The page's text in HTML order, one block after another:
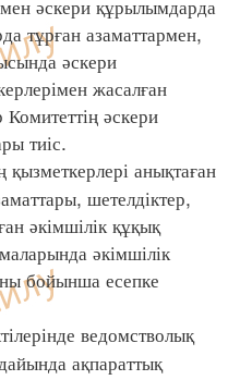
әскери құрылымдарда
тұрған азаматтармен,
әскери
жасалған
әскери
тиіс.
анықтаған
шетелдіктер,
әкімшілік құқық
әкімшілік
бойынша есепке
ведомстволық
ақпараттық